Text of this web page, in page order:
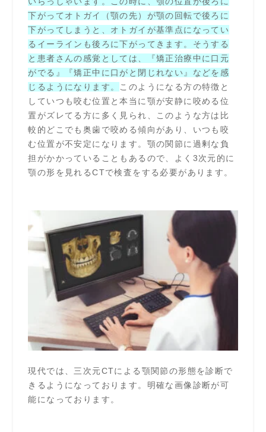
下がってオトガイ（顎の先）が顎の回転で後ろに
下がってしまうと、オトガイが基準点になってい
るイーラインも後ろに下がってきます。そうする
と患者さんの感覚としては、『矯正治療中に口元
がでる』『矯正中に口がと閉じれない』などを感
じるようになります。
このようになる方の特徴と
していつも咬む位置と本当に顎が安静に咬める位
置がズレてる方に多く見られ、このような方は比
較的どこでも奥歯で咬める傾向があり、いつも咬
む位置が不安定になります。顎の関節に過剰な負
担がかかっていることもあるので、よく3次元的に
顎の形を見れるCTで検査をする必要があります。
現代では、三次元CTによる顎関節の形態を診断で
きるようになっております。明確な画像診断が可
能になっております。